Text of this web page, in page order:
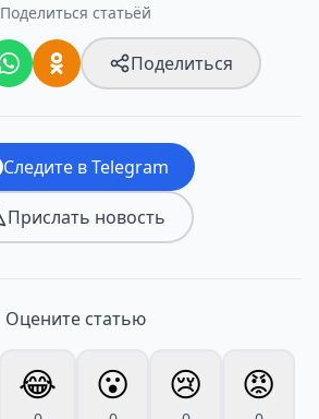
Поделиться статьёй
Поделиться
Следите в Telegram
Прислать новость
Оцените статью
😂 😮 😢 😡